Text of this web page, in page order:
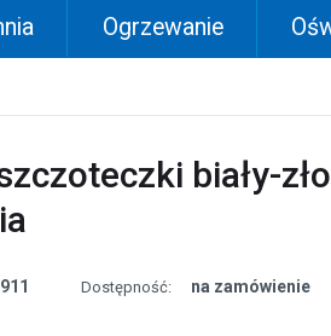
Ogrzewanie
biały-
Dostępność: na zamówienie